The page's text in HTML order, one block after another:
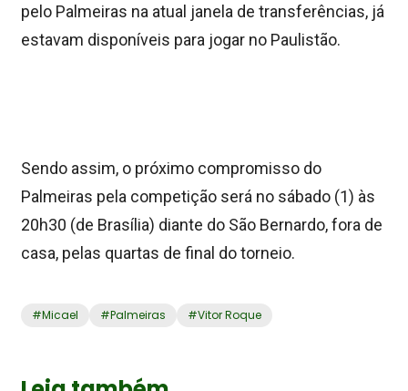
pelo Palmeiras na atual janela de transferências, já
estavam disponíveis para jogar no Paulistão.
Sendo assim, o próximo compromisso do
Palmeiras pela competição será no sábado (1) às
20h30 (de Brasília) diante do São Bernardo, fora de
casa, pelas quartas de final do torneio.
#Micael #Palmeiras #Vitor Roque